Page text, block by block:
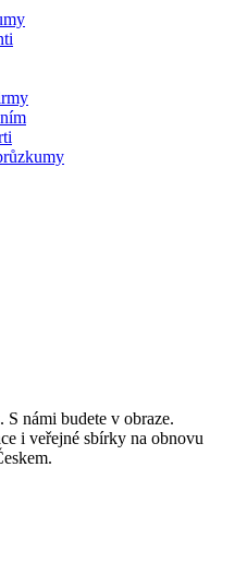
S námi budete v obraze.
i veřejné sbírky na obnovu